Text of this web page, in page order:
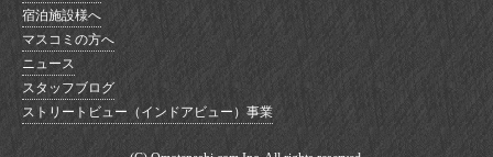
宿泊施設様へ
マスコミの方へ
ニュース
スタッフブログ
ストリートビュー（インドアビュー）事業